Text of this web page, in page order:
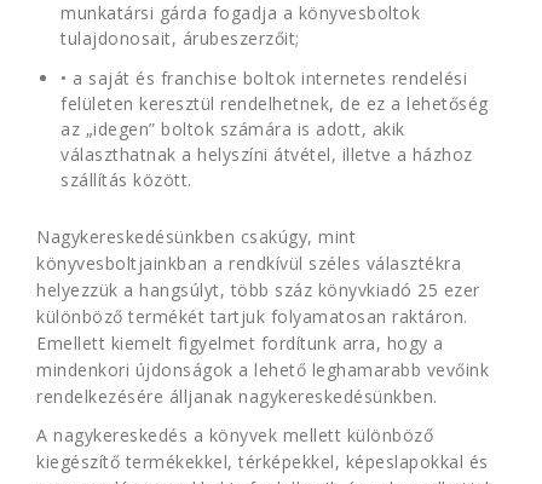
munkatársi gárda fogadja a könyvesboltok
tulajdonosait, árubeszerzőit;
• a saját és franchise boltok internetes rendelési
felületen keresztül rendelhetnek, de ez a lehetőség
az „idegen” boltok számára is adott, akik
választhatnak a helyszíni átvétel, illetve a házhoz
szállítás között.
Nagykereskedésünkben csakúgy, mint
könyvesboltjainkban a rendkívül széles választékra
helyezzük a hangsúlyt, több száz könyvkiadó 25 ezer
különböző termékét tartjuk folyamatosan raktáron.
Emellett kiemelt figyelmet fordítunk arra, hogy a
mindenkori újdonságok a lehető leghamarabb vevőink
rendelkezésére álljanak nagykereskedésünkben.
A nagykereskedés a könyvek mellett különböző
kiegészítő termékekkel, térképekkel, képeslapokkal és